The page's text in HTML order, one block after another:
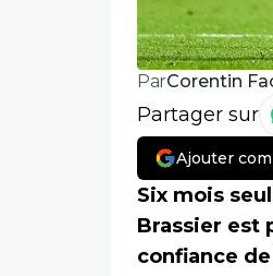
ParCorentin
Partager sur
Ajouter
Six mois
Brassier est
confiance